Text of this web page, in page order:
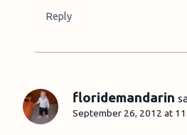
Reply
floridemandarin
September 26, 2012 at